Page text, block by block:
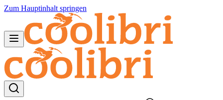
Zum Hauptinhalt springen